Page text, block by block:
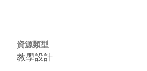
資源類型
教學設計